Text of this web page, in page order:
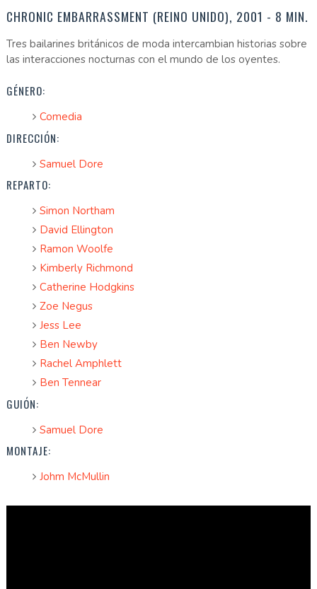
CHRONIC EMBARRASSMENT (REINO UNIDO), 2001 - 8 MIN.
Tres bailarines británicos de moda intercambian historias sobre
las interacciones nocturnas con el mundo de los oyentes.
GÉNERO:
Comedia
DIRECCIÓN:
Samuel Dore
REPARTO:
Simon Northam
David Ellington
Ramon Woolfe
Kimberly Richmond
Catherine Hodgkins
Zoe Negus
Jess Lee
Ben Newby
Rachel Amphlett
Ben Tennear
GUIÓN:
Samuel Dore
MONTAJE:
Johm McMullin